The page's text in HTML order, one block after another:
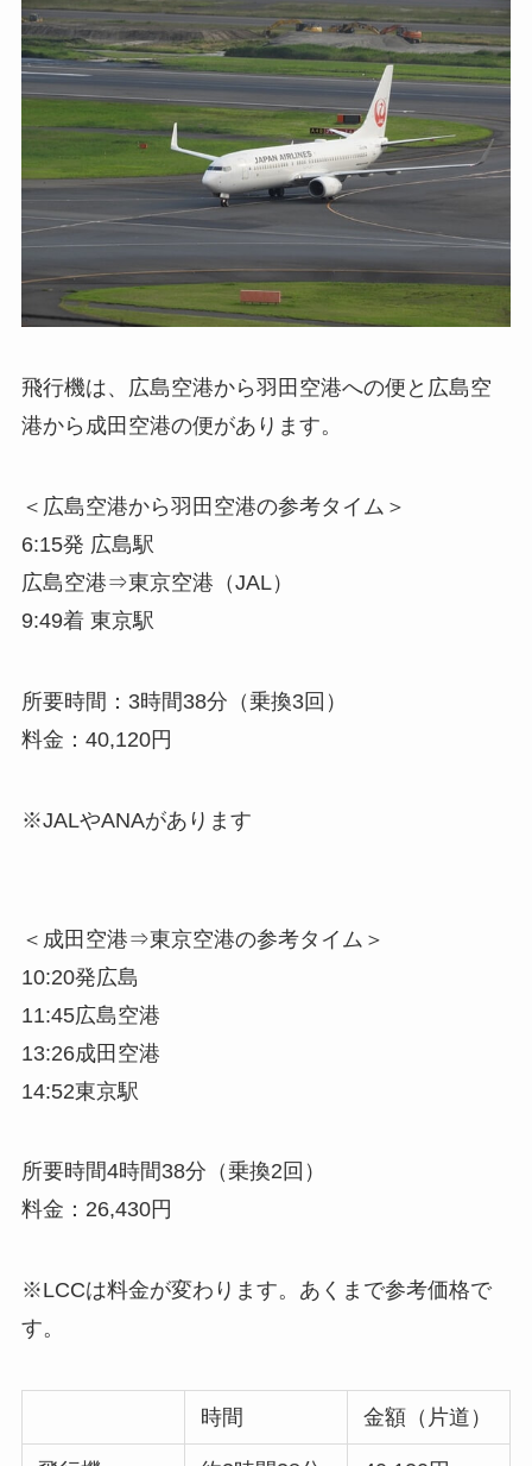
飛行機は、広島空港から羽田空港への便と広島空
港から成田空港の便があります。
＜広島空港から羽田空港の参考タイム＞
6:15発 広島駅
広島空港⇒東京空港（JAL）
9:49着 東京駅
所要時間：3時間38分（乗換3回）
料金：40,120円
※JALやANAがあります
＜成田空港⇒東京空港の参考タイム＞
10:20発広島
11:45広島空港
13:26成田空港
14:52東京駅
所要時間4時間38分（乗換2回）
料金：26,430円
※LCCは料金が変わります。あくまで参考価格で
す。
時間 金額（片道）